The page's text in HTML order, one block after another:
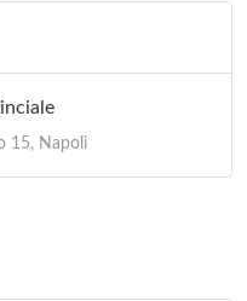
21, Napoli
15, Napoli